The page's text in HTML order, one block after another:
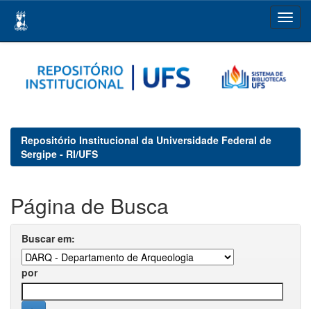
navigation
Repositório Institucional da Universidade Federal de
Sergipe - RI/UFS
Página de Busca
Buscar em:
por